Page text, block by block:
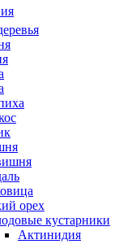
орех
кустарники
Актинидия